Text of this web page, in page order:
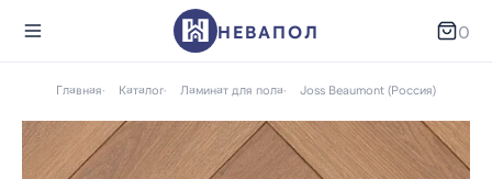
НЕВАПОЛ 0
Главная Каталог Ламинат для пола Joss Beaumont (Россия)